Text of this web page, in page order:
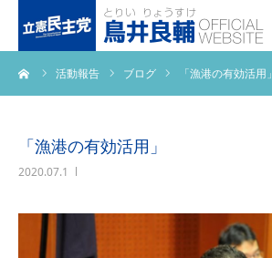
活動報告 ブログ 「漁港の有効活用」
「漁港の有効活用」
2020.07.1
トップページ
プロフィール
事務所アクセス